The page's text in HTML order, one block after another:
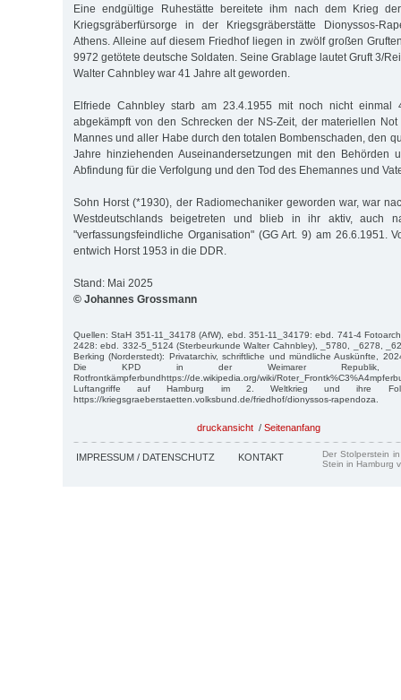
Eine endgültige Ruhestätte bereitete ihm nach dem Krieg
Kriegsgräberfürsorge in der Kriegsgräberstätte Dionyssos-
Athens. Alleine auf diesem Friedhof liegen in zwölf großen
9972 getötete deutsche Soldaten. Seine Grablage lautet Gruft 3/
Walter Cahnbley war 41 Jahre alt geworden.
Elfriede Cahnbley starb am 23.4.1955 mit noch nicht einmal
abgekämpft von den Schrecken der NS-Zeit, der materiellen
Mannes und aller Habe durch den totalen Bombenschaden, den
Jahre hinziehenden Auseinandersetzungen mit den Behörden
Abfindung für die Verfolgung und den Tod des Ehemannes und
Sohn Horst (*1930), der Radiomechaniker geworden war, war
Westdeutschlands beigetreten und blieb in ihr aktiv, auch
"verfassungsfeindliche Organisation" (GG Art. 9) am 26.6.1951.
entwich Horst 1953 in die DDR.
Stand: Mai 2025
© Johannes Grossmann
Quellen: StaH 351-11_34178 (AfW), ebd. 351-11_34179: ebd. 741-4
2428: ebd. 332-5_5124 (Sterbeurkunde Walter Cahnbley), _5780, _6278,
Berking (Norderstedt): Privatarchiv, schriftliche und mündliche Auskünfte,
Die KPD in der Weimarer Republik,
Rotfrontkämpferbundhttps://de.wikipedia.org/wiki/
Luftangriffe auf Hamburg im 2. Weltkrieg und ihre
https://kriegsgraeberstaetten.volksbund.de/friedhof/dionyssos-rapendoza.
druckansicht / Seitenanfang
IMPRESSUM / DATENSCHUTZ KONTAKT
Der Stolperstein
Stein in Hamburg